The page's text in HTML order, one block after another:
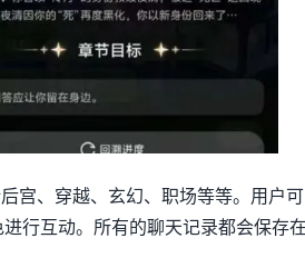
宫、穿越、玄幻、职场等等。用户可
行互动。所有的聊天记录都会保存